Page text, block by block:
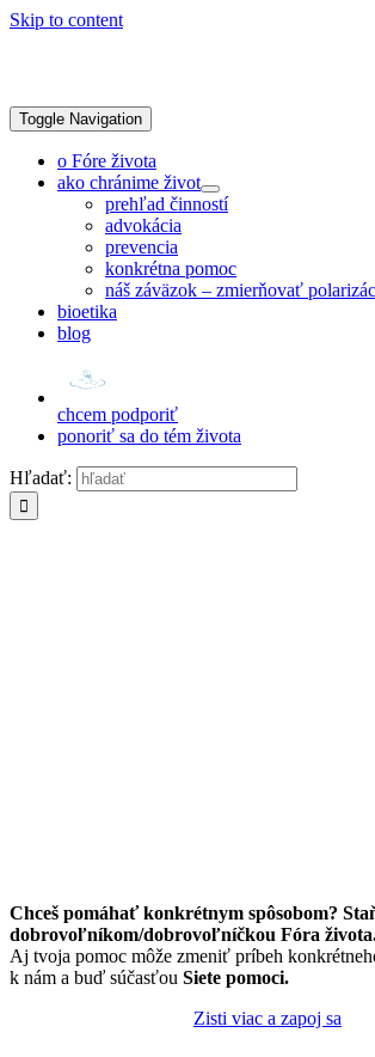
Skip to content
Toggle Navigation
o Fóre života
ako chránime život
prehľad činností
advokácia
prevencia
konkrétna pomoc
náš záväzok – zmierňovať
bioetika
blog
chcem podporiť
ponoriť sa do tém života
Hľadať:
Chceš pomáhať konkrétnym spôsobom?
dobrovoľníkom/dobrovoľníčkou Fóra
Aj tvoja pomoc môže zmeniť príbeh
k nám a buď súčasťou Siete pomoci.
Zisti viac a zapoj sa